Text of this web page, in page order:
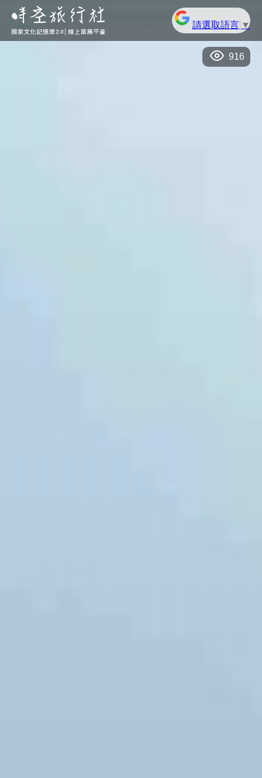
請選取語言 ▼
916